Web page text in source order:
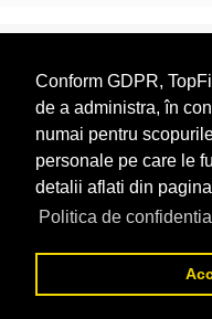
Conform GDPR,
de a administra, în
numai pentru
personale pe care le
detalii aflati din pagina
Politica de
Topurile sunt realizate de
depuse si au scop
Este interzisa folosirea
precizarea sursei.
Daca doriti sa achizitionati
despre agentii
sectiunea Contact
© 2026 - TopFirme -